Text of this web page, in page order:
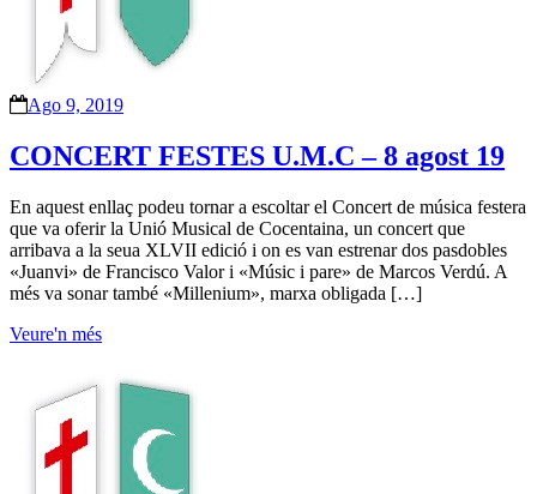
Ago 9, 2019
CONCERT FESTES U.M.C – 8 agost 19
En aquest enllaç podeu tornar a escoltar el Concert de música festera
que va oferir la Unió Musical de Cocentaina, un concert que
arribava a la seua XLVII edició i on es van estrenar dos pasdobles
«Juanvi» de Francisco Valor i «Músic i pare» de Marcos Verdú. A
més va sonar també «Millenium», marxa obligada […]
Veure'n més